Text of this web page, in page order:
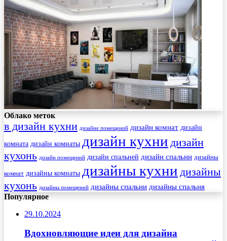
Облако меток
в дизайн кухни дизайне помещений дизайн комнат дизайн
комната дизайн комнаты дизайн кухни дизайн
кухонь дизайн помещений дизайн спальней дизайн спальни дизайны
комнат дизайны комнаты дизайны кухни дизайны
кухонь дизайны помещений дизайны спальни дизайны спальня
Популярное
29.10.2024
Вдохновляющие идеи для дизайна